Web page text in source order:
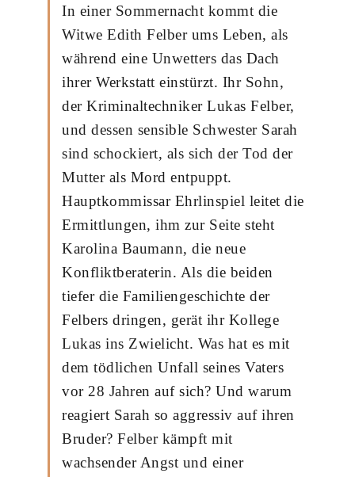
In einer Sommernacht kommt die
Witwe Edith Felber ums Leben, als
während eine Unwetters das Dach
ihrer Werkstatt einstürzt. Ihr Sohn,
der Kriminaltechniker Lukas Felber,
und dessen sensible Schwester Sarah
sind schockiert, als sich der Tod der
Mutter als Mord entpuppt.
Hauptkommissar Ehrlinspiel leitet die
Ermittlungen, ihm zur Seite steht
Karolina Baumann, die neue
Konfliktberaterin. Als die beiden
tiefer die Familiengeschichte der
Felbers dringen, gerät ihr Kollege
Lukas ins Zwielicht. Was hat es mit
dem tödlichen Unfall seines Vaters
vor 28 Jahren auf sich? Und warum
reagiert Sarah so aggressiv auf ihren
Bruder? Felber kämpft mit
wachsender Angst und einer